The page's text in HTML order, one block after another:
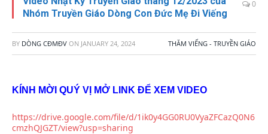
Nhóm Truyền Giáo Dòng Con Đức Mẹ Đi Viếng
0
BY DÒNG CĐMĐV ON JANUARY 24, 2024 THĂM VIẾNG - TRUYỀN GIÁO
KÍNH MỜI QUÝ VỊ MỞ LINK ĐỂ XEM VIDEO
https://drive.google.com/file/d/1ik0y4GG0RU0VyaZFCazQ0N6
cmzhQJGZT/view?usp=sharing